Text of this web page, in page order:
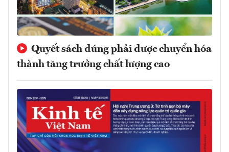
Quyết sách đúng phải được chuyển hóa
thành tăng trưởng chất lượng cao